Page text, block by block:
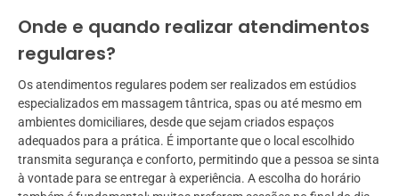
Onde e quando realizar atendimentos
regulares?
Os atendimentos regulares podem ser realizados em estúdios
especializados em massagem tântrica, spas ou até mesmo em
ambientes domiciliares, desde que sejam criados espaços
adequados para a prática. É importante que o local escolhido
transmita segurança e conforto, permitindo que a pessoa se sinta
à vontade para se entregar à experiência. A escolha do horário